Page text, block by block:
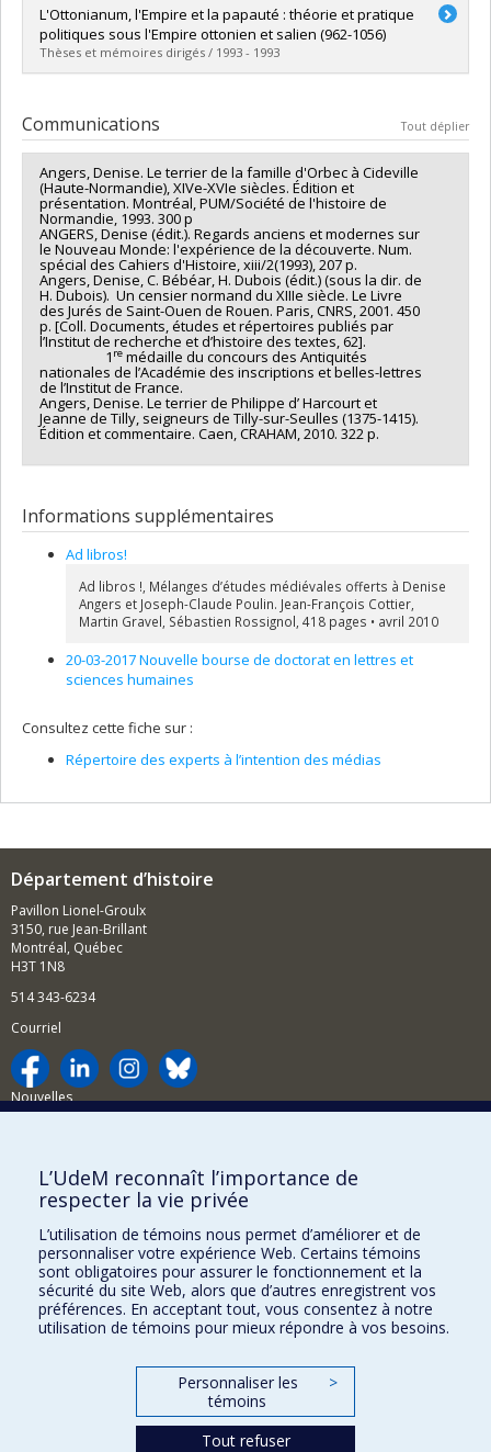
Diplômé(e) : Roussel, Gisèle
Cycle :Maîtrise
Diplôme obtenu :M.A.
Lien vers le document dans Papyrus
L'Ottonianum, l'Empire et la papauté : théorie et pratique
politiques sous l'Empire ottonien et salien (962-1056)
Thèses et mémoires dirigés / 1993 - 1993
Cycle :Maîtrise
Diplôme obtenu :M.A.
Lien vers le document dans Papyrus
Communications Tout déplier
Angers, Denise. Le terrier de la famille d'Orbec à Cideville
(Haute-Normandie), XIVe-XVIe siècles. Édition et
présentation. Montréal, PUM/Société de l'histoire de
Normandie, 1993. 300 p
ANGERS, Denise (édit.). Regards anciens et modernes sur
le Nouveau Monde: l'expérience de la découverte. Num.
spécial des Cahiers d'Histoire, xiii/2(1993), 207 p.
Angers, Denise, C. Bébéar, H. Dubois (édit.) (sous la dir. de
H. Dubois). Un censier normand du XIIIe siècle. Le Livre
des Jurés de Saint-Ouen de Rouen. Paris, CNRS, 2001. 450
p. [Coll. Documents, études et répertoires publiés par
l’Institut de recherche et d’histoire des textes, 62].
1 re médaille du concours des Antiquités
nationales de l’Académie des inscriptions et belles-lettres
de l’Institut de France.
Angers, Denise. Le terrier de Philippe d’ Harcourt et
Jeanne de Tilly, seigneurs de Tilly-sur-Seulles (1375-1415).
Édition et commentaire. Caen, CRAHAM, 2010. 322 p.
Informations supplémentaires
Ad libros!
Ad libros !, Mélanges d’études médiévales offerts à Denise
Angers et Joseph-Claude Poulin. Jean-François Cottier,
Martin Gravel, Sébastien Rossignol, 418 pages • avril 2010
20-03-2017 Nouvelle bourse de doctorat en lettres et
sciences humaines
Consultez cette fiche sur :
Répertoire des experts à l’intention des médias
Département d’histoire
Pavillon Lionel-Groulx
3150, rue Jean-Brillant
Montréal, Québec
H3T 1N8
514 343-6234
Courriel
Nouvelles
Comment soutenir le Département?
BESOIN D'AIDE?
Plan du site
Signaler une erreur
Accessibilité
FACULTÉ DES ARTS ET DES SCIENCES
Nos départements et écoles
L’UdeM reconnaît l’importance de
respecter la vie privée
L’utilisation de témoins nous permet d’améliorer et de
personnaliser votre expérience Web. Certains témoins
sont obligatoires pour assurer le fonctionnement et la
sécurité du site Web, alors que d’autres enregistrent vos
préférences. En acceptant tout, vous consentez à notre
utilisation de témoins pour mieux répondre à vos besoins.
Personnaliser les
témoins
>
Tout refuser